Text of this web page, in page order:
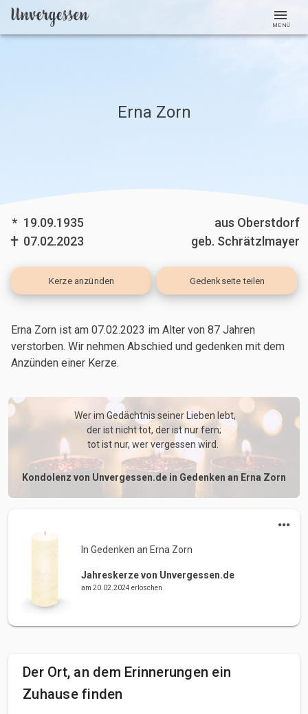
MENÜ
Erna Zorn
* 19.09.1935
07.02.2023
aus Oberstdorf
geb. Schrätzlmayer
Kerze anzünden Gedenkseite teilen
Erna Zorn ist am 07.02.2023 im Alter von 87 Jahren
verstorben. Wir nehmen Abschied und gedenken mit dem
Anzünden einer Kerze.
Wer im Gedächtnis seiner Lieben lebt,
der ist nicht tot, der ist nur fern;
tot ist nur, wer vergessen wird.
Kondolenz von Unvergessen.de in Gedenken an Erna Zorn
In Gedenken an Erna Zorn
Jahreskerze von Unvergessen.de
am 20.02.2024 erloschen
Der Ort, an dem Erinnerungen ein
Zuhause finden